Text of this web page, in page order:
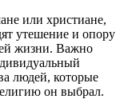
или христиане,
утешение и опору
жизни. Важно
людей, которые
он выбрал.